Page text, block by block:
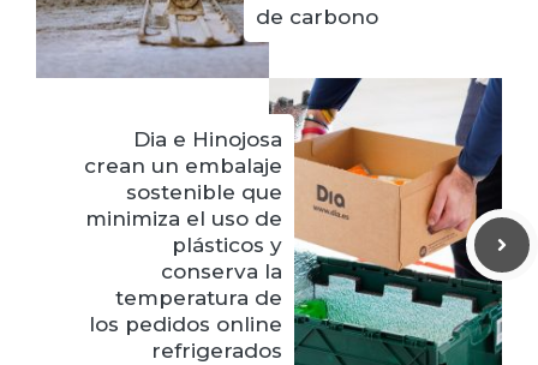
de carbono
Dia e Hinojosa
crean un embalaje
sostenible que
minimiza el uso de
plásticos y
conserva la
temperatura de
los pedidos online
refrigerados